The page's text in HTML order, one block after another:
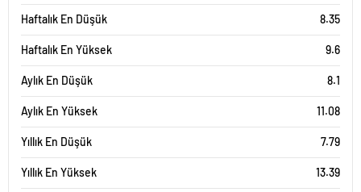
Haftalık En Düşük 8.35
Haftalık En Yüksek 9.6
Aylık En Düşük 8.1
Aylık En Yüksek 11.08
Yıllık En Düşük 7.79
Yıllık En Yüksek 13.39